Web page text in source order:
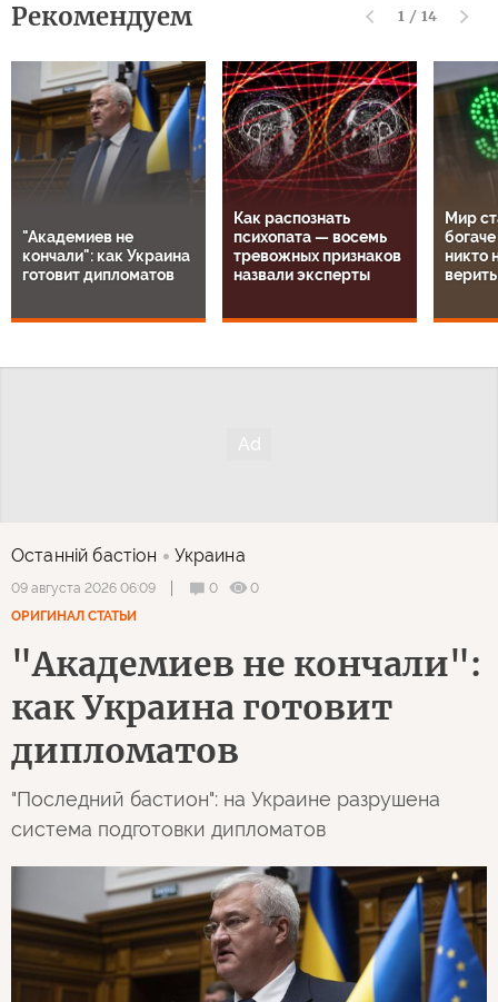
Рекомендуем 1 / 14
"Академиев не
кончали": как Украина
готовит дипломатов
Как распознать
психопата — восемь
тревожных признаков
назвали эксперты
Мир
никто
верить
Останнiй бастiон Украина
09 августа 2026 06:09 0
0
ОРИГИНАЛ СТАТЬИ
"Академиев не кончали":
как Украина готовит
дипломатов
"Последний бастион": на Украине разрушена
система подготовки дипломатов